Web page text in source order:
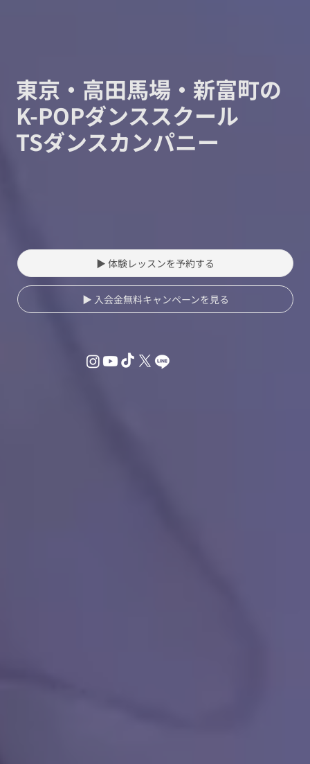
東京・高田馬場・新富町の
K-POPダンススクール
TSダンスカンパニー
▶ 体験レッスンを予約する
▶ 入会金無料キャンペーンを見る